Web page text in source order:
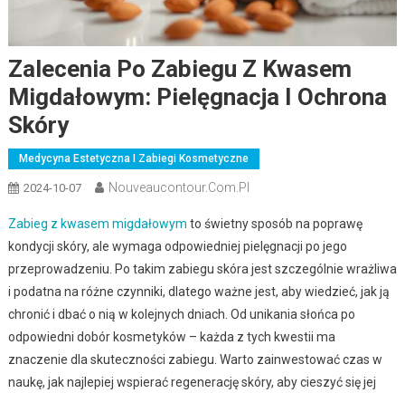
Zalecenia Po Zabiegu Z Kwasem
Migdałowym: Pielęgnacja I Ochrona
Skóry
Medycyna Estetyczna I Zabiegi Kosmetyczne
2024-10-07 Nouveaucontour.com.pl
Zabieg z kwasem migdałowym to świetny sposób na poprawę
kondycji skóry, ale wymaga odpowiedniej pielęgnacji po jego
przeprowadzeniu. Po takim zabiegu skóra jest szczególnie wrażliwa
i podatna na różne czynniki, dlatego ważne jest, aby wiedzieć, jak ją
chronić i dbać o nią w kolejnych dniach. Od unikania słońca po
odpowiedni dobór kosmetyków – każda z tych kwestii ma
znaczenie dla skuteczności zabiegu. Warto zainwestować czas w
naukę, jak najlepiej wspierać regenerację skóry, aby cieszyć się jej